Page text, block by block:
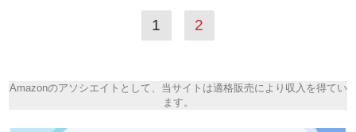
1 2
Amazonのアソシエイトとして、当サイトは適格販売により収入を得てい
ます。